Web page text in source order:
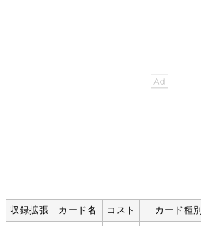
収録拡張 カード名 コスト カード種別